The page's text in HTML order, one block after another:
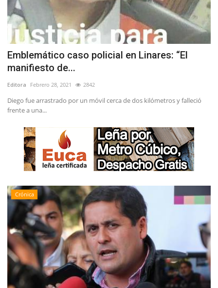
Emblemático caso policial en Linares: “El
manifiesto de...
Editora Febrero 28, 2021 2842
Diego fue arrastrado por un móvil cerca de dos kilómetros y falleció
frente a una...
Crónica